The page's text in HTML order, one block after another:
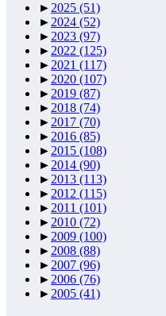
► 2025 (51)
► 2024 (52)
► 2023 (97)
► 2022 (125)
► 2021 (117)
► 2020 (107)
► 2019 (87)
► 2018 (74)
► 2017 (70)
► 2016 (85)
► 2015 (108)
► 2014 (90)
► 2013 (113)
► 2012 (115)
► 2011 (101)
► 2010 (72)
► 2009 (100)
► 2008 (88)
► 2007 (96)
► 2006 (76)
► 2005 (41)